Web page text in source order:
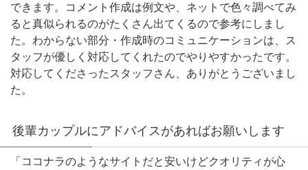
できます。コメント作成は例文や、ネットで色々調べてみ
ると真似られるのがたくさん出てくるので参考にしまし
た。わからない部分・作成時のコミュニケーションは、ス
タッフが優しく対応してくれたのでやりやすかったです。
対応してくださったスタッフさん、ありがとうございまし
た。
後輩カップルにアドバイスがあればお願いします
「ココナラのようなサイトだと安いけどクオリティが心